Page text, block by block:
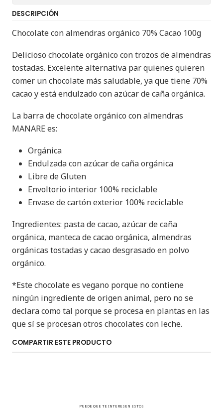
DESCRIPCIÓN
Chocolate con almendras orgánico 70% Cacao 100g
Delicioso chocolate orgánico con trozos de almendras
tostadas. Excelente alternativa par quienes quieren
comer un chocolate más saludable, ya que tiene 70%
cacao y está endulzado con azúcar de caña orgánica.
La barra de chocolate orgánico con almendras
MANARE es:
Orgánica
Endulzada con azúcar de caña orgánica
Libre de Gluten
Envoltorio interior 100% reciclable
Envase de cartón exterior 100% reciclable
Ingredientes: pasta de cacao, azúcar de caña
orgánica, manteca de cacao orgánica, almendras
orgánicas tostadas y cacao desgrasado en polvo
orgánico.
*Este chocolate es vegano porque no contiene
ningún ingrediente de origen animal, pero no se
declara como tal porque se procesa en plantas en las
que sí se procesan otros chocolates con leche.
COMPARTIR ESTE PRODUCTO
PUEDE QUE TE INTERESEN ESTOS